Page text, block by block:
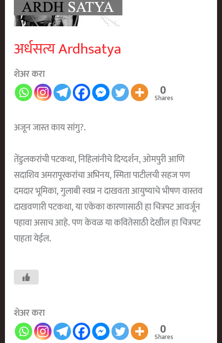
अर्धसत्य Ardhsatya
शेअर करा
0
Shares
अजून जास्त काय सांगु?.
तेंडुलकरांची पटकथा, निहिलांनीचे दिग्दर्शन, ओमपुरी आणि
सदाशिव अमरापूरकरांचा अभिनय, स्मिता पाटीलची सहज पण
दमदार भूमिका, गुलाबी स्वप्न न दाखवता आयुष्याचे भीषण वास्तव
दाखवणारी पटकथा, या एकेका कारणासाठी हा चित्रपट आवर्जून
पहावा असाच आहे. पण केवळ या कवितेसाठी देखील हा चित्रपट
पाहता येईल.
शेअर करा
0
Shares